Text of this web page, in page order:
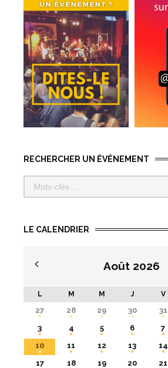
RECHERCHER UN ÉVÉNEMENT
LE CALENDRIER
Août 2026
L M M J V
27 28 29 30 31
3
4 5 6 7
10
11 12 13 14
17
18 19 20 21